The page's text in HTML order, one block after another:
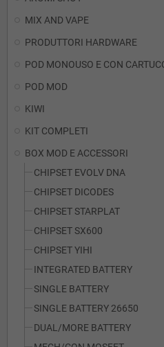
MIX AND VAPE
PRODUTTORI HARDWARE
POD MONOUSO E CON
POD MOD
KIWI
KIT COMPLETI
BOX MOD E ACCESSORI
CHIPSET EVOLV DNA
CHIPSET DICODES
CHIPSET STARPLAT
CHIPSET SX600
CHIPSET YIHI
INTEGRATED BATTERY
SINGLE BATTERY
SINGLE BATTERY 26650
DUAL/MORE BATTERY